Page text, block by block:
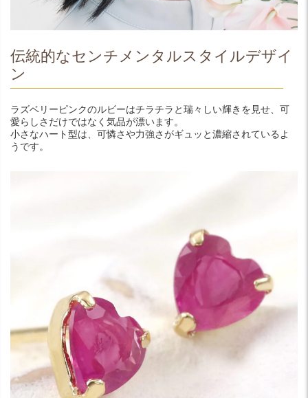
伝統的なセンチメンタルスタイルデザイ
ン
ラズベリーピンクのルビーはチラチラと瑞々しい輝きを見せ、可
愛らしさだけではなく気品が漂います。
小さなハート型は、可憐さや力強さがギュッと濃縮されているよ
うです。